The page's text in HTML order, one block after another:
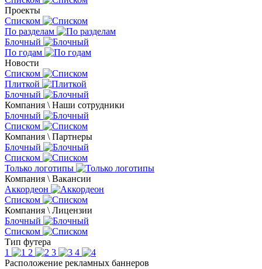
Проекты
Списком
По разделам
Блочный
По годам
Новости
Списком
Плиткой
Блочный
Компания \ Наши сотрудники
Блочный
Списком
Компания \ Партнеры
Блочный
Списком
Только логотипы
Компания \ Вакансии
Аккордеон
Списком
Компания \ Лицензии
Блочный
Списком
Тип футера
1
2 3
4
Расположение рекламных баннеров